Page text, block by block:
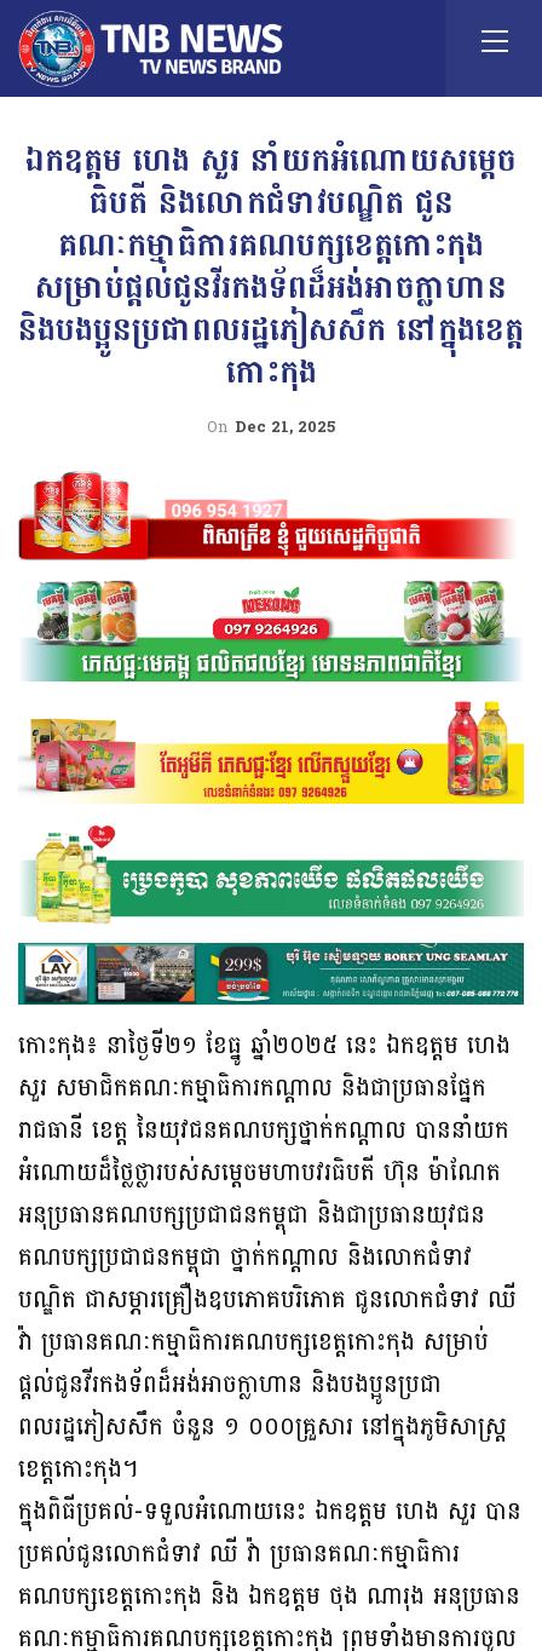
ឯកឧត្តម ហេង សួរ នាំយកអំណោយសម្តេច
ធិបតី និងលោកជំទាវបណ្ឌិត ជូន
គណៈកម្មាធិការគណបក្សខេត្តកោះកុង
សម្រាប់ផ្តល់ជូនវីរកងទ័ពដ៏អង់អាចក្លាហាន
និងបងប្អូនប្រជាពលរដ្ឋភៀសសឹក នៅក្នុងខេត្ត
កោះកុង
On Dec 21, 2025
កោះកុង៖ នាថ្ងៃទី២១ ខែធ្នូ ឆ្នាំ២០២៥ នេះ ឯកឧត្តម ហេង
សួរ សមាជិកគណៈកម្មាធិការកណ្តាល និងជាប្រធានផ្នែក
រាជធានី ខេត្ត នៃយុវជនគណបក្សថ្នាក់កណ្តាល បាននាំយក
អំណោយដ៏ថ្លៃថ្លារបស់សម្តេចមហាបវរធិបតី ហ៊ុន ម៉ាណែត
អនុប្រធានគណបក្សប្រជាជនកម្ពុជា និងជាប្រធានយុវជន
គណបក្សប្រជាជនកម្ពុជា ថ្នាក់កណ្តាល និងលោកជំទាវ
បណ្ឌិត ជាសម្ភារគ្រឿងឧបភោគបរិភោគ ជូនលោកជំទាវ ឈី
វ៉ា ប្រធានគណៈកម្មាធិការគណបក្សខេត្តកោះកុង សម្រាប់
ផ្តល់ជូនវីរកងទ័ពដ៏អង់អាចក្លាហាន និងបងប្អូនប្រជា
ពលរដ្ឋភៀសសឹក ចំនួន ១ ០០០គ្រួសារ នៅក្នុងភូមិសាស្រ្ត
ខេត្តកោះកុង។
ក្នុងពិធីប្រគល់-ទទួលអំណោយនេះ ឯកឧត្តម ហេង សួរ បាន
ប្រគល់ជូនលោកជំទាវ ឈី វ៉ា ប្រធានគណៈកម្មាធិការ
គណបក្សខេត្តកោះកុង និង ឯកឧត្តម ថុង ណារុង អនុប្រធាន
គណៈកម្មាធិការគណបក្សខេត្តកោះកុង ព្រមទាំងមានការចូល